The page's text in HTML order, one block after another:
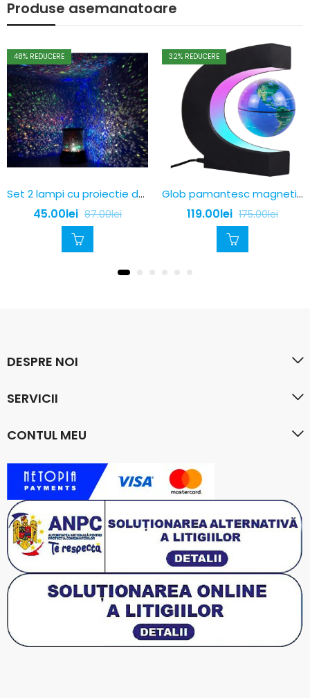
Produse asemanatoare
48% REDUCERE
Set 2 lampi cu proiectie de lumini
45.00lei 87.00lei
32% REDUCERE
Glob pamantesc magnetic plutitor cu iluminare LED
119.00lei 175.00lei
DESPRE NOI
SERVICII
CONTUL MEU